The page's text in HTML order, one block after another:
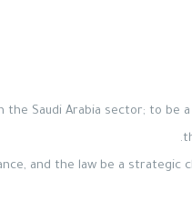
the Saudi Arabia sector; to be
and the law be a strategic